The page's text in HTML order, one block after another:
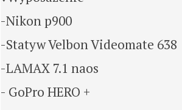
-Nikon p900
-Statyw Velbon Videomate 638
-LAMAX 7.1 naos
- GoPro HERO +